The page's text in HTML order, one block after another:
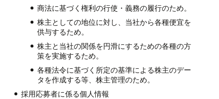
商法に基づく権利の行使・義務の履行のため。
株主としての地位に対し、当社から各種便宜を
供与するため。
株主と当社の関係を円滑にするための各種の方
策を実施するため。
各種法令に基づく所定の基準による株主のデー
タを作成する等、株主管理のため。
採用応募者に係る個人情報